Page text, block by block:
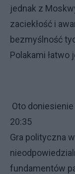
jednak z
zaciekłość i
bezmyślność
Polakami łatwo
Oto
20:35
Gra polityczna
fundamentów